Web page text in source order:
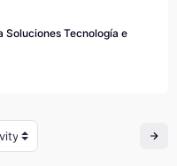
Tecnología e